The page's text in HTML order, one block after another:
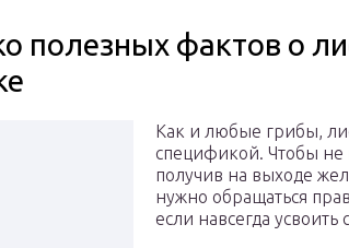
полезных фактов о
Как и любые грибы,
спецификой. Чтобы не
получив на выходе
нужно обращаться
если навсегда